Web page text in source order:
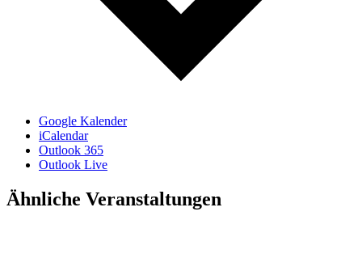
Google Kalender
iCalendar
Outlook 365
Outlook Live
Ähnliche Veranstaltungen